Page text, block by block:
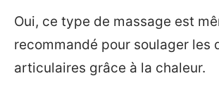
Oui, ce type de massage est
recommandé pour soulager les
articulaires grâce à la chaleur.